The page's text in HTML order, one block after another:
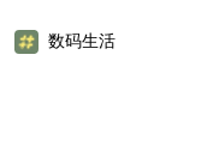
数码生活